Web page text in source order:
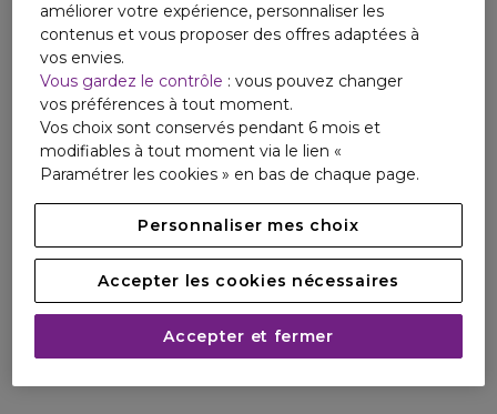
améliorer votre expérience, personnaliser les
contenus et vous proposer des offres adaptées à
vos envies.
Vous gardez le contrôle : vous pouvez changer
vos préférences à tout moment.
Vos choix sont conservés pendant 6 mois et
modifiables à tout moment via le lien «
Paramétrer les cookies » en bas de chaque page.
Personnaliser mes choix
Accepter les cookies nécessaires
Accepter et fermer